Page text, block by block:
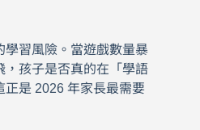
學習風險。當遊戲數量暴
，孩子是否真的在「學語
是 2026 年家長最需要